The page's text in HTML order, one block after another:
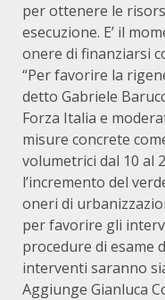
per ottenere le
esecuzione. E’ il
onere di finanziarsi
“Per favorire la
detto Gabriele
Forza Italia e
misure concrete
volumetrici dal 10 al
l’incremento del
oneri di
per favorire gli
procedure di esame
interventi saranno
Aggiunge Gianluca